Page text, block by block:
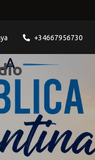
+34667956730